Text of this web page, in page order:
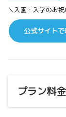
＼入園・入学のお
公式サイト
プラン料